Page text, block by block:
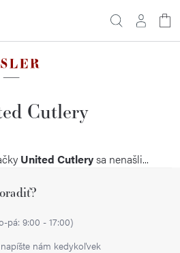
Cutlery
United Cutlerysa nenašli...
pá: 9:00 - 17:00)
napíšte nám kedykoľvek